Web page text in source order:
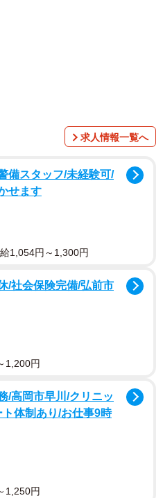
求人情報一覧へ
備スタッフ/未経験可/
せます
1,054円～1,300円
/社会保険完備/弘前市
1,200円
/高岡市早川/クリニッ
体制あり/お仕事9時
1,250円